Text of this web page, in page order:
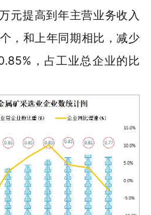
元提高到年主营业务收入
，和上年同期相比，减少
，占工业总企业的比